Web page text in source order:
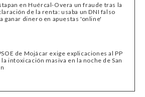
en Huércal-Overa un fraude tras la
de la renta: usaba un DNI falso
ganar dinero en apuestas 'online'
de Mojácar exige explicaciones al PP
la intoxicación masiva en la noche de San